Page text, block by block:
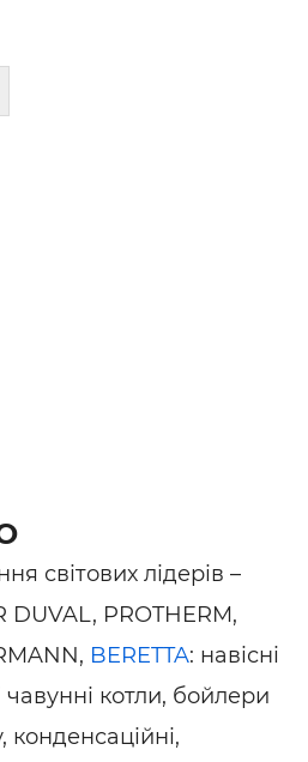
світових лідерів –
DUVAL, PROTHERM,
BERETTA: навісні
чавунні котли, бойлери
конденсаційні,